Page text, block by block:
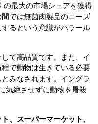
最大の市場シェアを獲得
では無菌肉製品のニーズ
るという意識がハラール
て高品質です。また、イ
で動物は生きている必要
みなされます。イングラ
気絶させずに動物を屠殺
、スーパーマーケット、